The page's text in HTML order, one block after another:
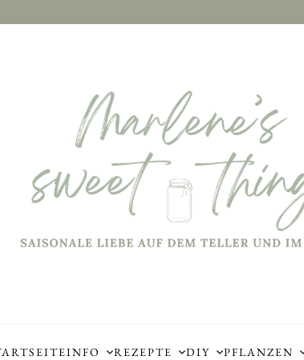
INFO REZEPTE DIY PFLANZEN